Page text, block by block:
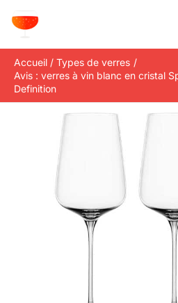
Accueil
Types de verres
Avis : verres à vin blanc en cristal
Definition
e
c
h
e
r